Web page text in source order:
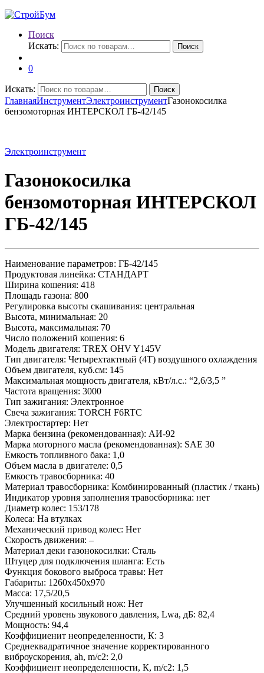
Поиск
Искать:
Поиск
0
Искать: Поиск
ГлавнаяИнструментЭлектроинструментГазонокосилка
бензомоторная ИНТЕРСКОЛ ГБ-42/145
Электроинструмент
Газонокосилка
бензомоторная ИНТЕРСКОЛ
ГБ-42/145
Наименование параметров: ГБ-42/145
Продуктовая линейка: СТАНДАРТ
Ширина кошения: 418
Площадь газона: 800
Регулировка высоты скашивания: центральная
Высота, минимальная: 20
Высота, максимальная: 70
Число положений кошения: 6
Модель двигателя: TREX OHV Y145V
Тип двигателя: Четырехтактный (4Т) воздушного охлаждения
Объем двигателя, куб.см: 145
Максимальная мощность двигателя, кВт/л.с.: “2,6/3,5 ”
Частота вращения: 3000
Тип зажигания: Электронное
Свеча зажигания: TORCH F6RTC
Электростартер: Нет
Марка бензина (рекомендованная): АИ-92
Марка моторного масла (рекомендованная): SAE 30
Емкость топливного бака: 1,0
Объем масла в двигателе: 0,5
Емкость травосборника: 40
Материал травосборника: Комбинированный (пластик / ткань)
Индикатор уровня заполнения травосборника: нет
Диаметр колес: 153/178
Колеса: На втулках
Механический привод колес: Нет
Скорость движения: –
Материал деки газонокосилки: Сталь
Штуцер для подключения шланга: Есть
Функция бокового выброса травы: Нет
Габариты: 1260х450х970
Масса: 17,5/20,5
Улучшенный косильный нож: Нет
Средний уровень звукового давления, Lwa, дБ: 82,4
Мощность: 94,4
Коэффициенит неопределенности, К: 3
Среднеквадратичное значение корректированного
виброускорения, ah, m/c2: 2,0
Коэффициент неопределенности, К, m/c2: 1,5